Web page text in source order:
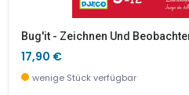
Bug'it - Zeichnen Und
17,90 €
wenige Stück verfügbar